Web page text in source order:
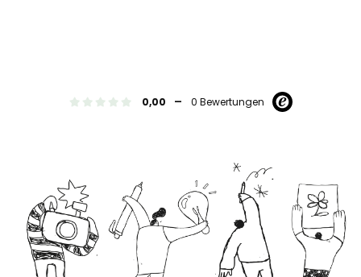
0,00 - 0 Bewertungen